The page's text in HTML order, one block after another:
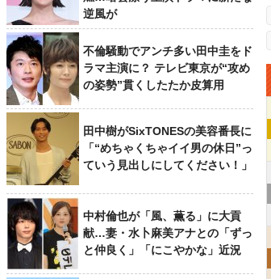
逆風が
不倫騒動でアンチ多い田中圭をド
ラマ主演に？ テレビ東京が“攻め
の姿勢”貫くしたたか皮算用
田中樹がSixTONESの美容番長に
「“めちゃくちゃイイ男の休日”っ
ていう見出しにしてください！」
中村倫也が「風、薫る」に大貢
献…妻・水卜麻美アナとの「ずっ
と仲良く」「にこやかな」近況